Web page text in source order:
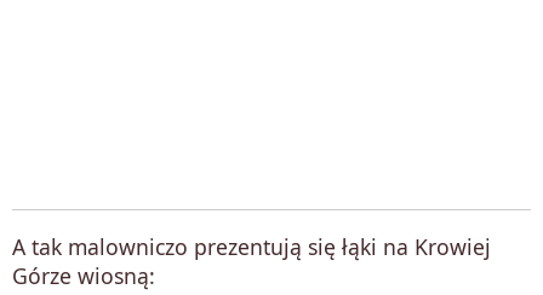
A tak malowniczo prezentują się łąki na Krowiej
Górze wiosną: